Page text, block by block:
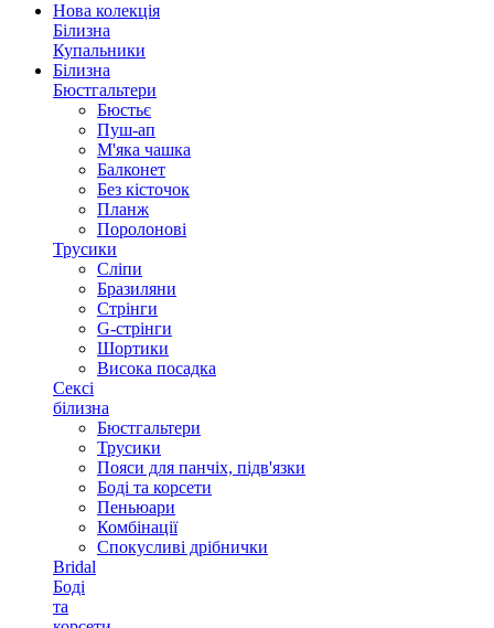
Нова колекція
Білизна
Купальники
Білизна
Бюстгальтери
Бюстьє
Пуш-ап
М'яка чашка
Балконет
Без кісточок
Планж
Поролонові
Трусики
Сліпи
Бразиляни
Стрінги
G-стрінги
Шортики
Висока посадка
Сексі
білизна
Бюстгальтери
Трусики
Пояси для панчіх, підв'язки
Боді та корсети
Пеньюари
Комбінації
Спокусливі дрібнички
Bridal
Боді
та